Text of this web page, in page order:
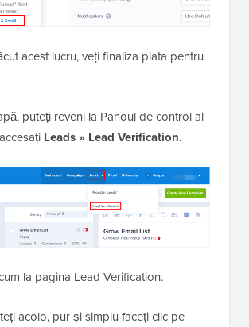
acest lucru, veți finaliza plata pentru
puteți reveni la Panoul de control al
Leads » Lead Verification.
la pagina Lead Verification.
acolo, pur și simplu faceți clic pe